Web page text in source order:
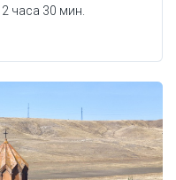
2 часа 30 мин.